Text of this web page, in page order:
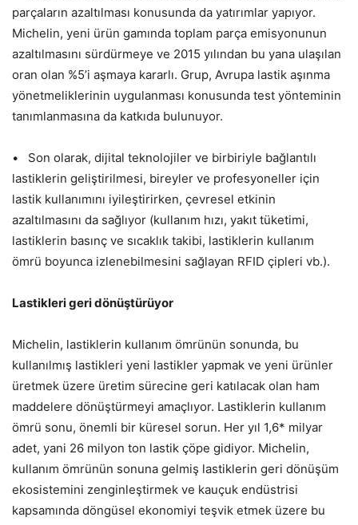
parçaların azaltılması konusunda da yatırımlar yapıyor.
Michelin, yeni ürün gamında toplam parça emisyonunun
azaltılmasını sürdürmeye ve 2015 yılından bu yana ulaşılan
oran olan %5’i aşmaya kararlı. Grup, Avrupa lastik aşınma
yönetmeliklerinin uygulanması konusunda test yönteminin
tanımlanmasına da katkıda bulunuyor.
• Son olarak, dijital teknolojiler ve birbiriyle bağlantılı
lastiklerin geliştirilmesi, bireyler ve profesyoneller için
lastik kullanımını iyileştirirken, çevresel etkinin
azaltılmasını da sağlıyor (kullanım hızı, yakıt tüketimi,
lastiklerin basınç ve sıcaklık takibi, lastiklerin kullanım
ömrü boyunca izlenebilmesini sağlayan RFID çipleri vb.).
Lastikleri geri dönüştürüyor
Michelin, lastiklerin kullanım ömrünün sonunda, bu
kullanılmış lastikleri yeni lastikler yapmak ve yeni ürünler
üretmek üzere üretim sürecine geri katılacak olan ham
maddelere dönüştürmeyi amaçlıyor. Lastiklerin kullanım
ömrü sonu, önemli bir küresel sorun. Her yıl 1,6* milyar
adet, yani 26 milyon ton lastik çöpe gidiyor. Michelin,
kullanım ömrünün sonuna gelmiş lastiklerin geri dönüşüm
ekosistemini zenginleştirmek ve kauçuk endüstrisi
kapsamında döngüsel ekonomiyi teşvik etmek üzere bu